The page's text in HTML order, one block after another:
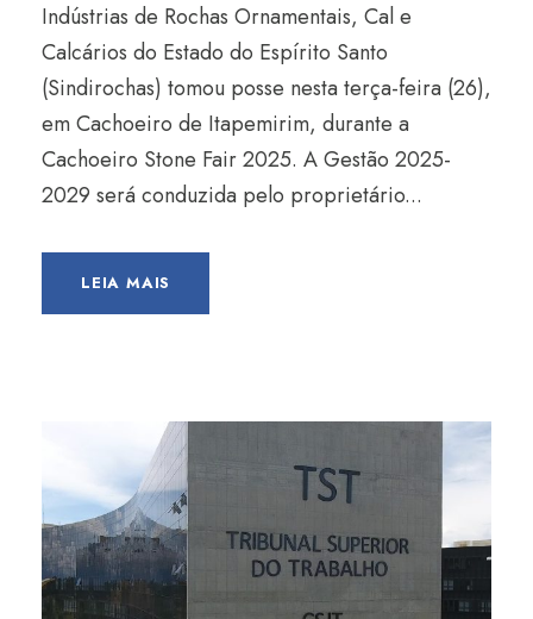
Indústrias de Rochas Ornamentais, Cal e
Calcários do Estado do Espírito Santo
(Sindirochas) tomou posse nesta terça-feira (26),
em Cachoeiro de Itapemirim, durante a
Cachoeiro Stone Fair 2025. A Gestão 2025-
2029 será conduzida pelo proprietário...
LEIA MAIS